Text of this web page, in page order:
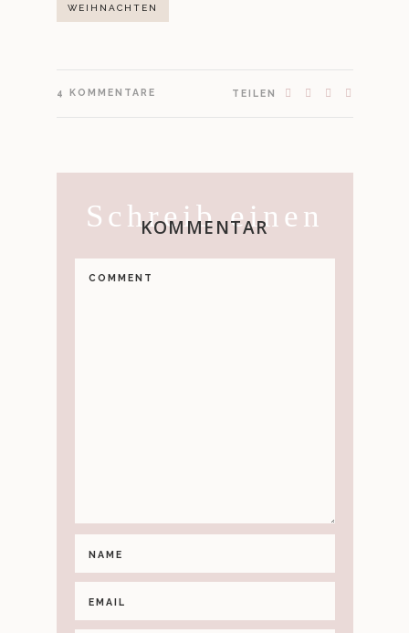
WEIHNACHTEN
4 KOMMENTARE TEILEN
Schreib einen
KOMMENTAR